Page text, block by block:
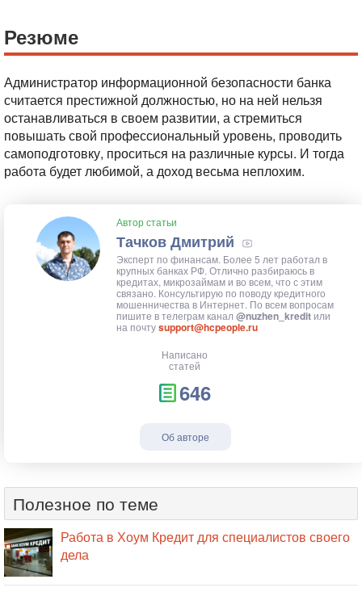
Резюме
Администратор информационной безопасности банка
считается престижной должностью, но на ней нельзя
останавливаться в своем развитии, а стремиться
повышать свой профессиональный уровень, проводить
самоподготовку, проситься на различные курсы. И тогда
работа будет любимой, а доход весьма неплохим.
Автор статьи
Тачков Дмитрий
Эксперт по финансам. Более 5 лет работал в
крупных банках РФ. Отлично разбираюсь в
кредитах, микрозаймам и во всем, что с этим
связано. Консультирую по поводу кредитного
мошенничества в Интернет. По всем вопросам
пишите в телеграм канал @nuzhen_kredit или
на почтуsupport@hcpeople.ru
Написано
статей
646
Об авторе
Полезное по теме
Работа в Хоум Кредит для специалистов своего
дела